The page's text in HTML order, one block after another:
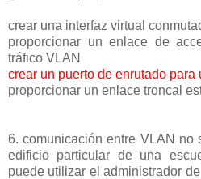
crear una interfaz virtual
proporcionar un enlace de
tráfico VLAN
crear un puerto de enrutado para
proporcionar un enlace troncal
6. comunicación entre VLAN no
edificio particular de una
puede utilizar el administrador